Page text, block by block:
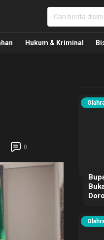
dan Nasional
Hukum & Kriminal
0